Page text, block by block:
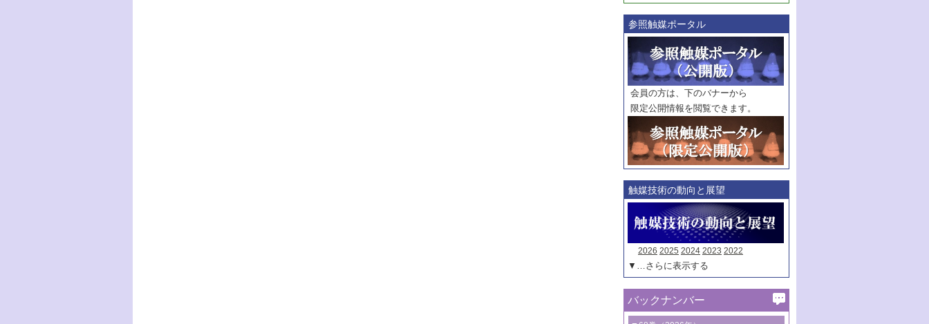
参照触媒ポータル
会員の方は、下のバナーから
限定公開情報を閲覧できます。
触媒技術の動向と展望
2026 2025 2024 2023 2022
▼…さらに表示する
バックナンバー